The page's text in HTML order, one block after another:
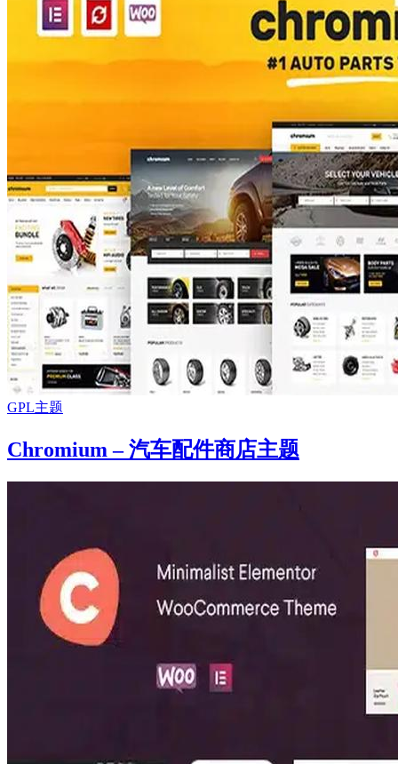
GPL主题
Chromium – 汽车配件商店主题